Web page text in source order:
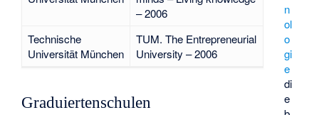
n
ol
o
gi
e
di
e
– 2006
Technische
Universität München
TUM. The Entrepreneurial
University – 2006
Graduiertenschulen